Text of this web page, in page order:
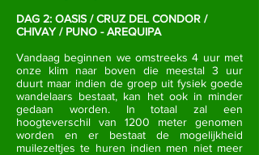
DAG 2: OASIS / CRUZ DEL CONDOR /
CHIVAY / PUNO - AREQUIPA
Vandaag beginnen we omstreeks 4 uur met
onze klim naar boven die meestal 3 uur
duurt maar indien de groep uit fysiek goede
wandelaars bestaat, kan het ook in minder
gedaan worden. In totaal zal een
hoogteverschil van 1200 meter genomen
worden en er bestaat de mogelijkheid
muilezeltjes te huren indien men niet meer